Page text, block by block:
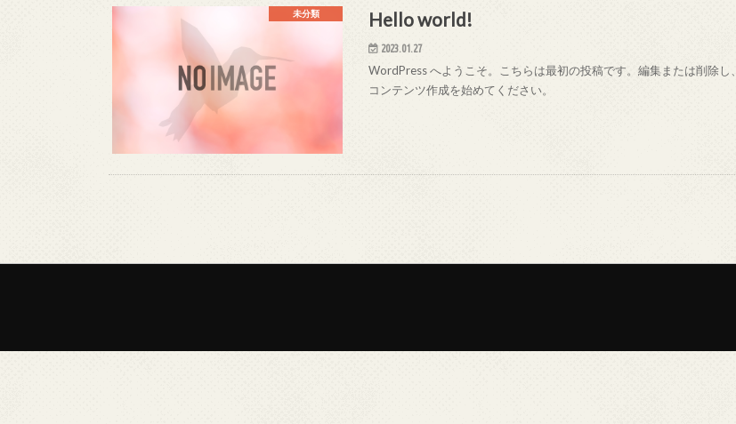
未分類 Hello world!
2023.01.27
WordPress へようこそ。こちらは最初の投稿です。編集または削除し、
コンテンツ作成を始めてください。